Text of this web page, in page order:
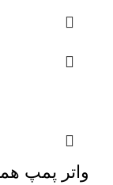
واتر پمپ